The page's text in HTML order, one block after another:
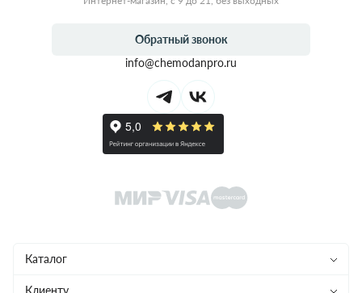
Каталог
Чемоданы
Клиенту
Обратный звонок
info@chemodanpro.ru